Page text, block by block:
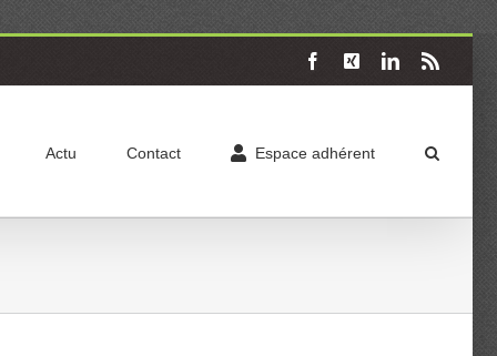
Facebook
X LinkedIn
Actu Contact Espace adhérent